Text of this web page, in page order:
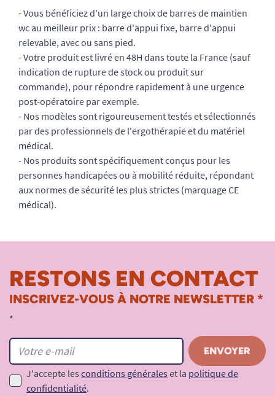
- Vous bénéficiez d'un large choix de barres de maintien
wc au meilleur prix : barre d'appui fixe, barre d'appui
relevable, avec ou sans pied.
- Votre produit est livré en 48H dans toute la France (sauf
indication de rupture de stock ou produit sur
commande), pour répondre rapidement à une urgence
post-opératoire par exemple.
- Nos modèles sont rigoureusement testés et sélectionnés
par des professionnels de l'ergothérapie et du matériel
médical.
- Nos produits sont spécifiquement conçus pour les
personnes handicapées ou à mobilité réduite, répondant
aux normes de sécurité les plus strictes (marquage CE
médical).
RESTONS EN CONTACT
INSCRIVEZ-VOUS À NOTRE NEWSLETTER *
*
J'accepte les conditions générales et la politique de
confidentialité.